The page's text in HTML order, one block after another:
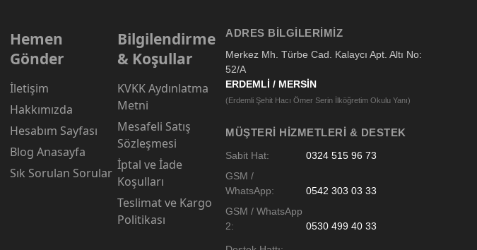
Hemen
Gönder
İletişim
Hakkımızda
Hesabım Sayfası
Blog Anasayfa
Sık Sorulan Sorular
Bilgilendirme
& Koşullar
KVKK Aydınlatma
Metni
Mesafeli Satış
Sözleşmesi
İptal ve İade
Koşulları
Teslimat ve Kargo
Politikası
ADRES BILGILERIMIZ
Merkez Mh. Türbe Cad. Kalaycı Apt. Altı No:
52/A
ERDEMLİ / MERSİN
(Erdemli Şehit Hacı Ömer Serin İlköğretim Okulu Yanı)
MÜŞTERI HIZMETLERI & DESTEK
Sabit Hat:
0324 515 96 73
GSM /
WhatsApp:
0542 303 03 33
GSM / WhatsApp
2:
0530 499 40 33